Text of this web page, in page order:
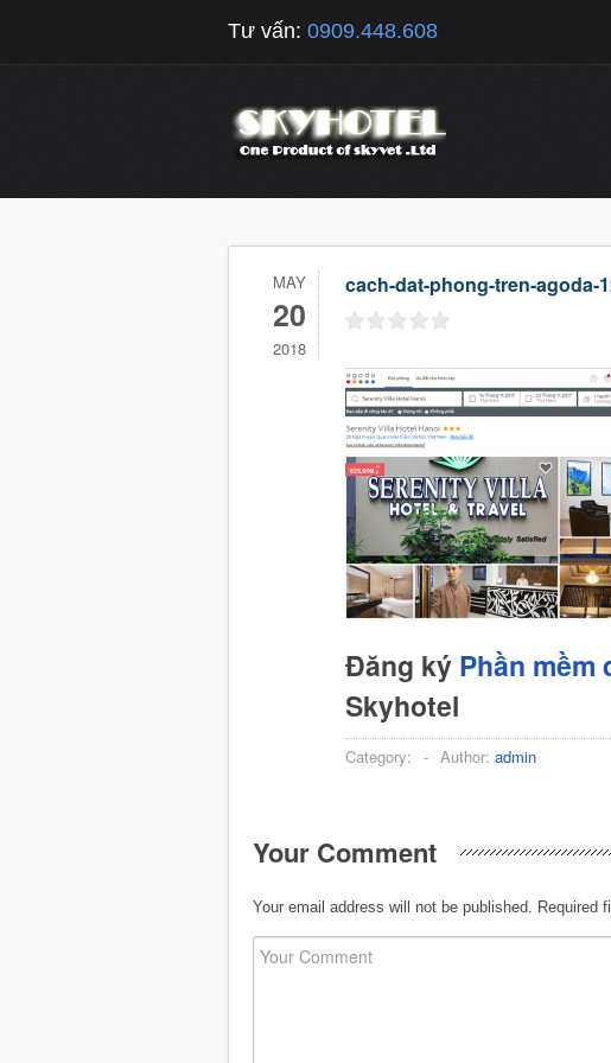
Tư vấn: 0909.448.608
MAY
20
2018
cach-dat-phong-tren-agoda-
Đăng ký Phần mềm
Skyhotel
Category: - Author: admin
Your Comment
Your email address will not be published. Required